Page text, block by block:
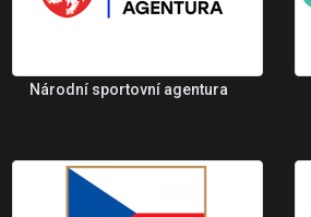
Národní sportovní agentura